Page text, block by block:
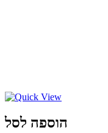
הוספה לסל